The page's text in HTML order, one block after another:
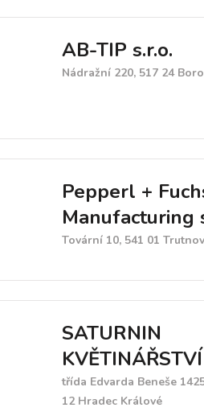
AB-TIP s.r.o.
Nádražní 220, 517 24
Pepperl +
Manufacturing
Tovární 10, 541 01 Trutnov
SATURNIN
KVĚTINÁŘSTVÍ
třída Edvarda Beneše
12 Hradec Králové